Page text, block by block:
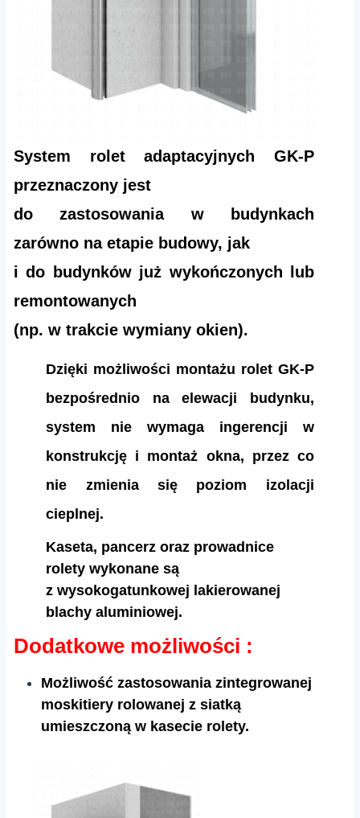
System rolet adaptacyjnych GK-P
przeznaczony jest
do zastosowania w budynkach
zarówno na etapie budowy, jak
i do budynków już wykończonych lub
remontowanych
(np. w trakcie wymiany okien).
Dzięki możliwości montażu rolet GK-P
bezpośrednio na elewacji budynku,
system nie wymaga ingerencji w
konstrukcję i montaż okna, przez co
nie zmienia się poziom izolacji
cieplnej.
Kaseta, pancerz oraz prowadnice
rolety wykonane są
z wysokogatunkowej lakierowanej
blachy aluminiowej.
Dodatkowe możliwości :
Możliwość zastosowania zintegrowanej
moskitiery rolowanej z siatką
umieszczoną w kasecie rolety.